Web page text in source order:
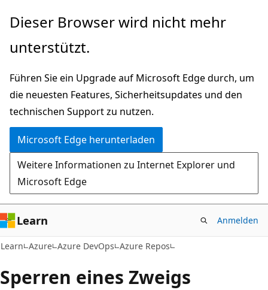
Zu
wechseln
Dieser Browser wird nicht mehr
unterstützt.
Führen Sie ein Upgrade auf Microsoft Edge durch, um
die neuesten Features, Sicherheitsupdates und den
technischen Support zu nutzen.
Microsoft Edge herunterladen
Weitere Informationen zu Internet Explorer und
Microsoft Edge
Learn Anmelden
Learn Azure Azure DevOps Azure Repos
Sperren eines Zweigs